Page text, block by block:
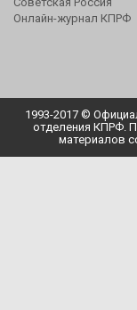
Онлайн-журнал КПРФ
1993-2017 ©
отделения КПРФ.
материалов